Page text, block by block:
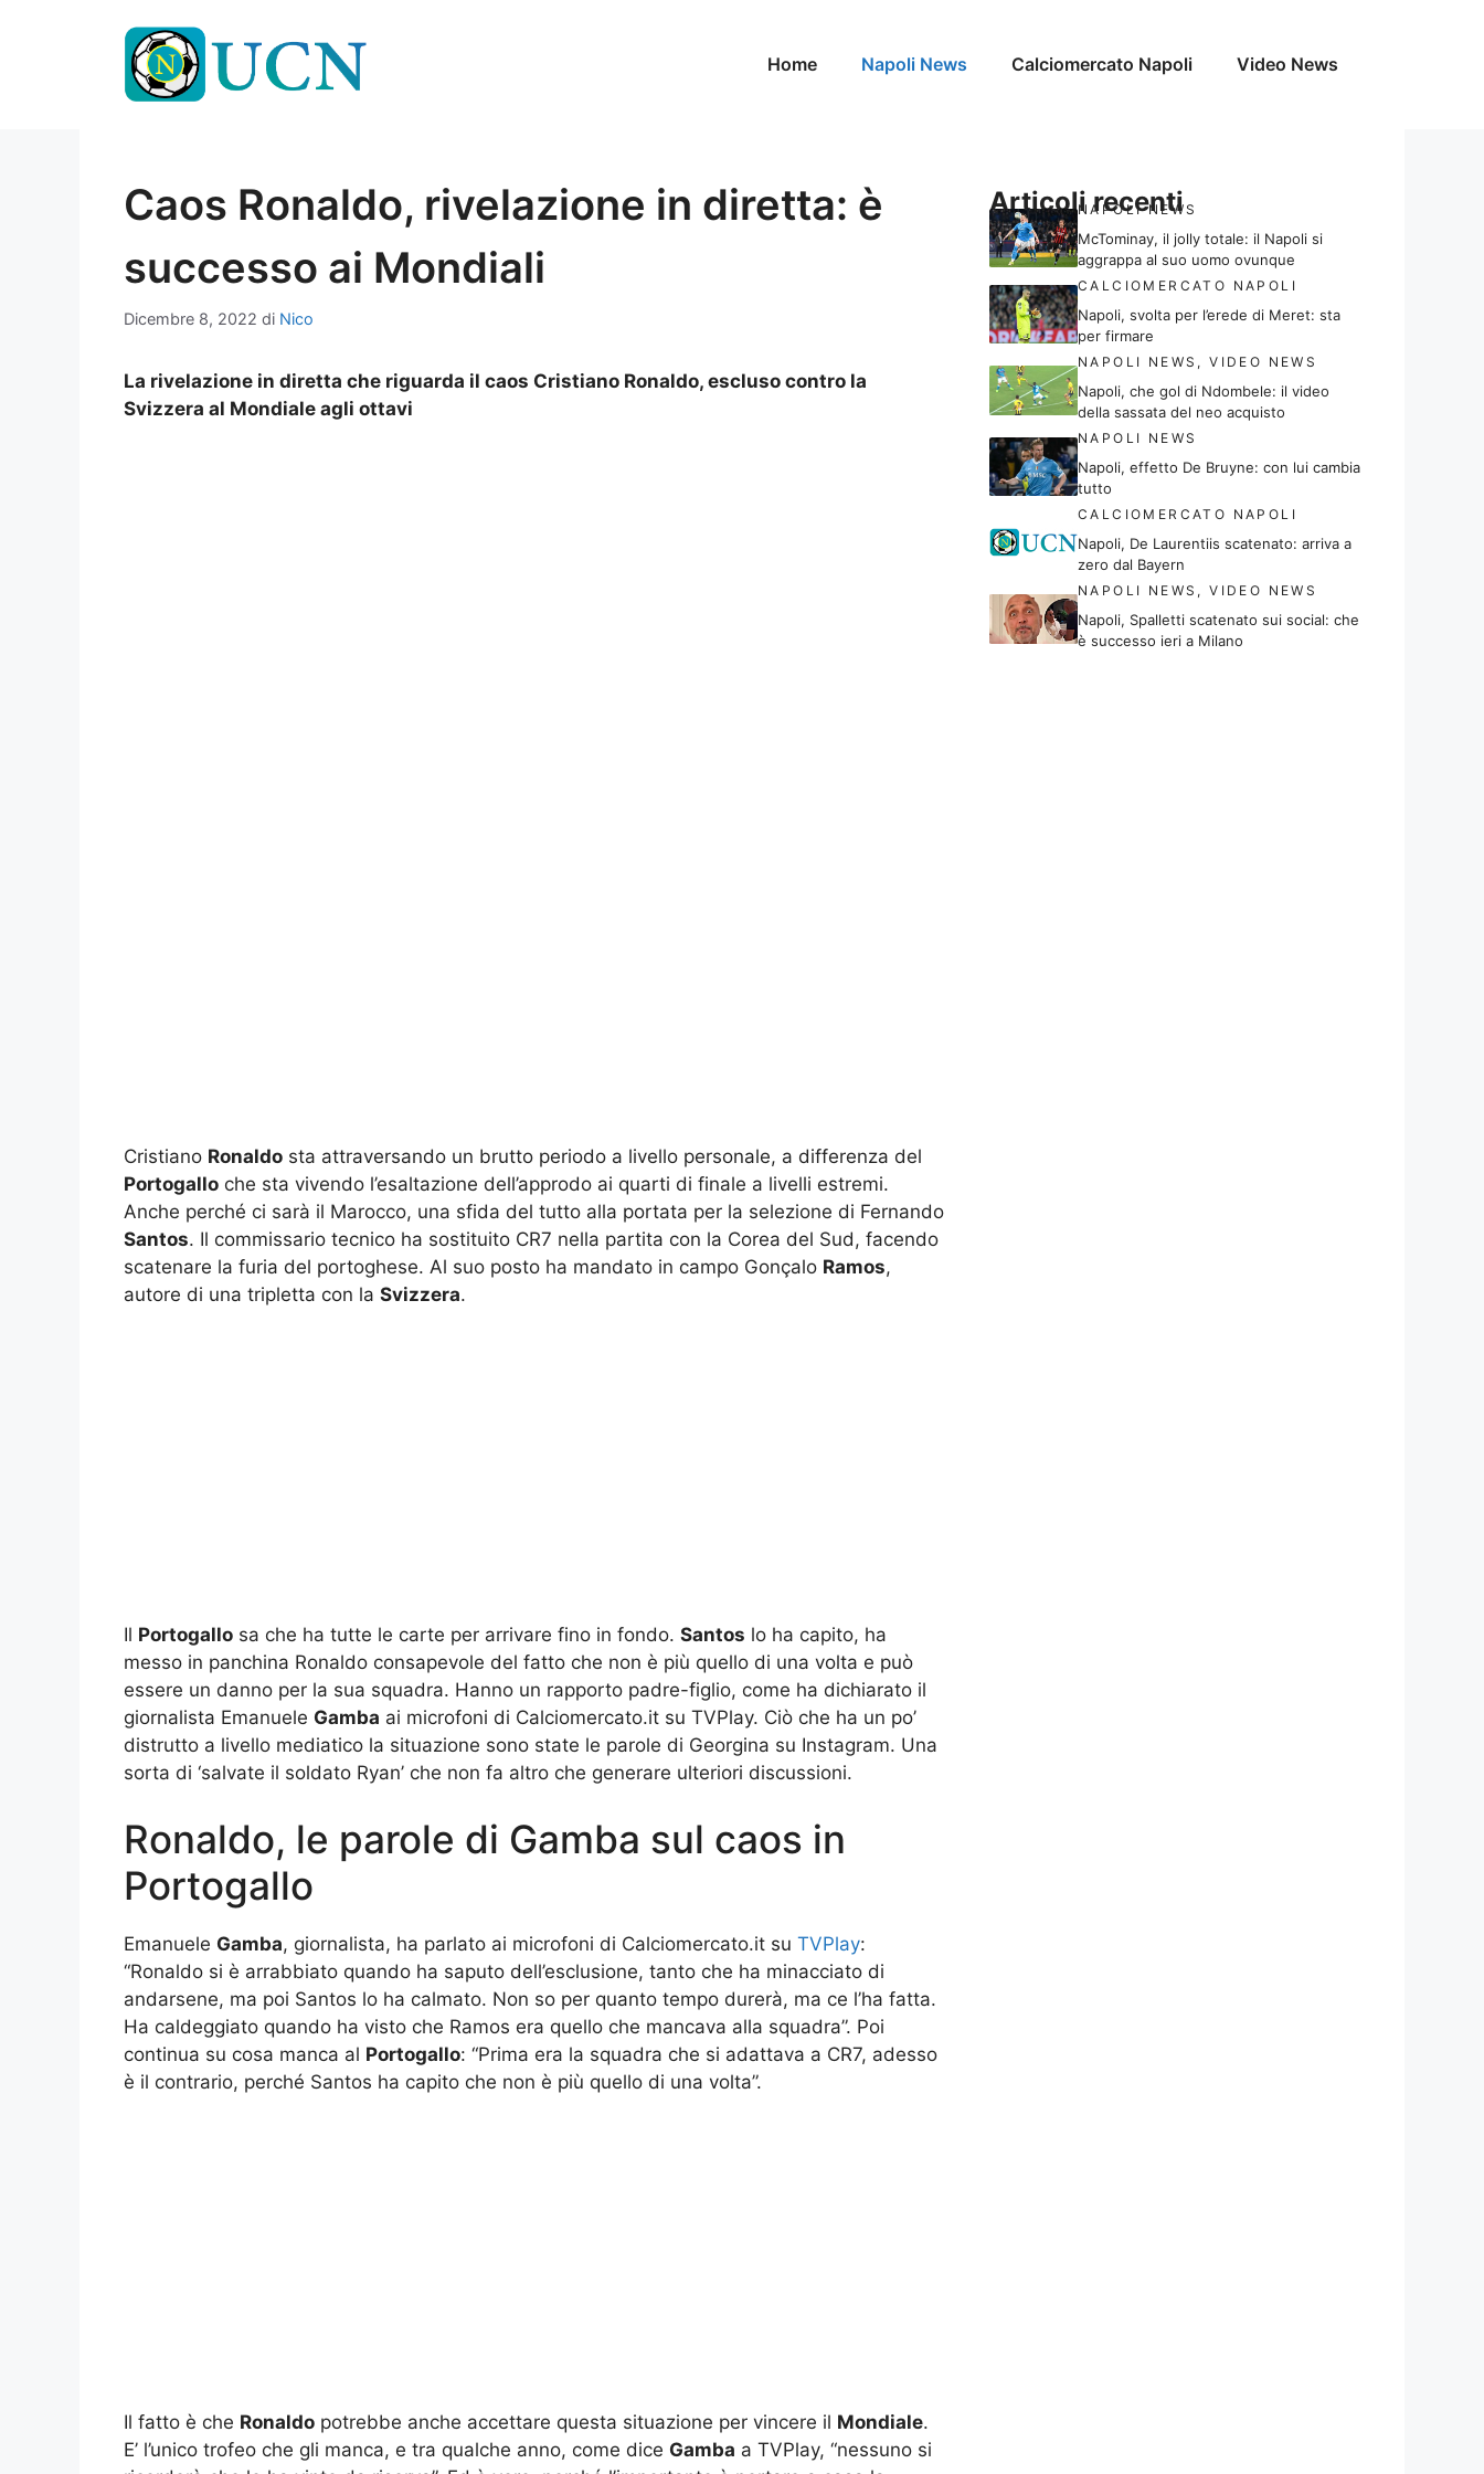
Home Napoli News Calciomercato Napoli Video News
Caos Ronaldo, rivelazione in diretta: è
successo ai Mondiali
Dicembre 8, 2022 di Nico
La rivelazione in diretta che riguarda il caos Cristiano Ronaldo, escluso contro la
Svizzera al Mondiale agli ottavi
Cristiano Ronaldo sta attraversando un brutto periodo a livello personale, a differenza del
Portogallo che sta vivendo l’esaltazione dell’approdo ai quarti di finale a livelli estremi.
Anche perché ci sarà il Marocco, una sfida del tutto alla portata per la selezione di Fernando
Santos. Il commissario tecnico ha sostituito CR7 nella partita con la Corea del Sud, facendo
scatenare la furia del portoghese. Al suo posto ha mandato in campo Gonçalo Ramos,
autore di una tripletta con la Svizzera.
Il Portogallo sa che ha tutte le carte per arrivare fino in fondo. Santos lo ha capito, ha
messo in panchina Ronaldo consapevole del fatto che non è più quello di una volta e può
essere un danno per la sua squadra. Hanno un rapporto padre-figlio, come ha dichiarato il
giornalista Emanuele Gamba ai microfoni di Calciomercato.it su TVPlay. Ciò che ha un po’
distrutto a livello mediatico la situazione sono state le parole di Georgina su Instagram. Una
sorta di ‘salvate il soldato Ryan’ che non fa altro che generare ulteriori discussioni.
Ronaldo, le parole di Gamba sul caos in
Portogallo
Emanuele Gamba, giornalista, ha parlato ai microfoni di Calciomercato.it su TVPlay:
“Ronaldo si è arrabbiato quando ha saputo dell’esclusione, tanto che ha minacciato di
andarsene, ma poi Santos lo ha calmato. Non so per quanto tempo durerà, ma ce l’ha fatta.
Ha caldeggiato quando ha visto che Ramos era quello che mancava alla squadra”. Poi
continua su cosa manca al Portogallo: “Prima era la squadra che si adattava a CR7, adesso
è il contrario, perché Santos ha capito che non è più quello di una volta”.
Il fatto è che Ronaldo potrebbe anche accettare questa situazione per vincere il Mondiale.
E’ l’unico trofeo che gli manca, e tra qualche anno, come dice Gamba a TVPlay, “nessuno si
Articoli recenti
NAPOLI NEWS
McTominay, il jolly totale: il Napoli si
aggrappa al suo uomo ovunque
CALCIOMERCATO NAPOLI
Napoli, svolta per l’erede di Meret: sta
per firmare
NAPOLI NEWS ,VIDEO NEWS
Napoli, che gol di Ndombele: il video
della sassata del neo acquisto
NAPOLI NEWS
Napoli, effetto De Bruyne: con lui cambia
tutto
CALCIOMERCATO NAPOLI
Napoli, De Laurentiis scatenato: arriva a
zero dal Bayern
NAPOLI NEWS ,VIDEO NEWS
Napoli, Spalletti scatenato sui social: che
è successo ieri a Milano